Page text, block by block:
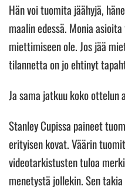
Hän voi tuomita jäähyjä,
maalin edessä. Monia
miettimiseen ole. Jos jää
tilannetta on jo ehtinyt
Ja sama jatkuu koko ottelun
Stanley Cupissa paineet
erityisen kovat. Väärin
videotarkistusten tuloa
menetystä jollekin. Sen